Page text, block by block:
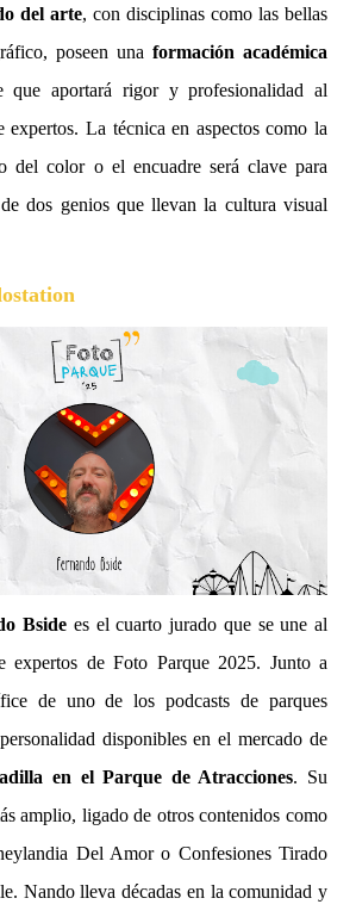
del arte, con disciplinas como las bellas
poseen una formación académica
que aportará rigor y profesionalidad al
expertos. La técnica en aspectos como la
del color o el encuadre será clave para
dos genios que llevan la cultura visual
Bside es el cuarto jurado que se une al
expertos de Foto Parque 2025. Junto a
de uno de los podcasts de parques
disponibles en el mercado de
en el Parque de Atracciones. Su
amplio, ligado de otros contenidos como
Del Amor o Confesiones Tirado
Nando lleva décadas en la comunidad y